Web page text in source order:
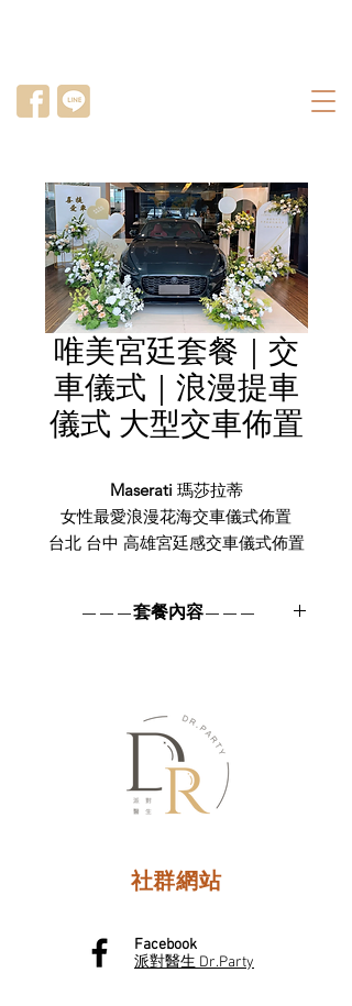
唯美宮廷套餐｜交
車儀式｜浪漫提車
儀式 大型交車佈置
Maserati 瑪莎拉蒂
女性最愛浪漫花海交車儀式佈置
台北 台中 高雄宮廷感交車儀式佈置
———套餐內容———
社群網站
Facebook
派對醫生 Dr.Party